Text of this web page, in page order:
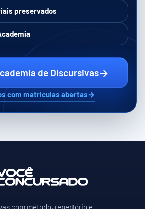
preservados
de Discursivas→
com matrículas abertas→
com método, repertório e